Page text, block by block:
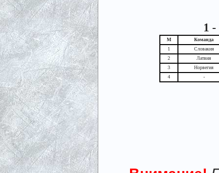
1
М
Команда
1
Словакия
2
Латвия
3
Норвегия
4
-